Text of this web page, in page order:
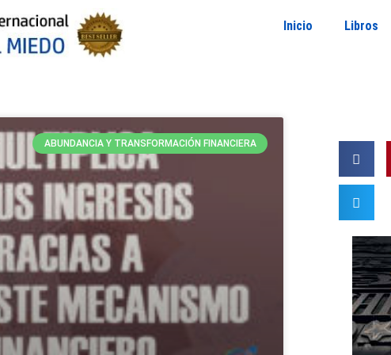
Inicio Libros
ABUNDANCIA Y TRANSFORMACIÓN FINANCIERA